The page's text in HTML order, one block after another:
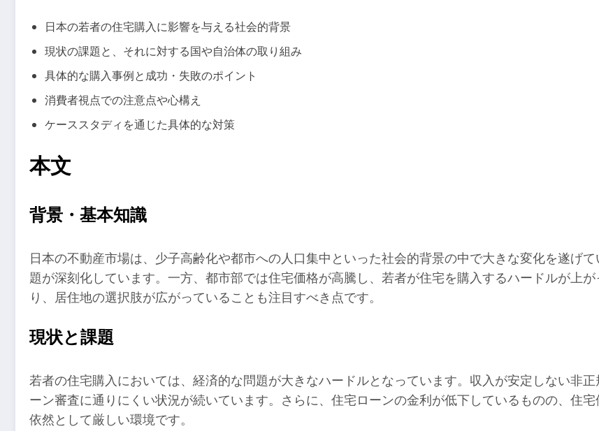
日本の若者の住宅購入に影響を与える社会的背景
現状の課題と、それに対する国や自治体の取り組み
具体的な購入事例と成功・失敗のポイント
消費者視点での注意点や心構え
ケーススタディを通じた具体的な対策
本文
背景・基本知識
日本の不動産市場は、少子高齢化や都市への人口集中といった社会的背景の中で大きな変化を遂げ
題が深刻化しています。一方、都市部では住宅価格が高騰し、若者が住宅を購入するハードルが上
り、居住地の選択肢が広がっていることも注目すべき点です。
現状と課題
若者の住宅購入においては、経済的な問題が大きなハードルとなっています。収入が安定しない非
ーン審査に通りにくい状況が続いています。さらに、住宅ローンの金利が低下しているものの、住
依然として厳しい環境です。